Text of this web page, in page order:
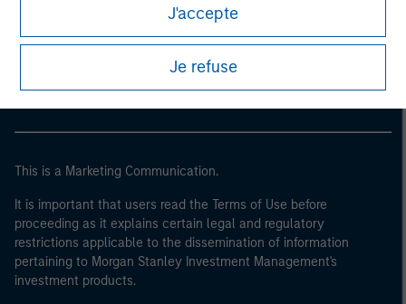
société de gestion de ce fonds, une société de
institutionnel, qui devra être agréé(e) ou réglementé(e)
pour opérer sur les marchés financiers ; (b) une grande
20 millions d'euros, (ii) un chiffre d’affaires net de
40 millions d'euros ou (iii) 2 millions d'euros de fonds
propres, entité agissant pour son propre compte ; ou (c)
un gouvernement national ou régional, y compris les
organismes publics qui gèrent de la dette publique au
niveau national ou régional, les banques centrales, les
institutions internationales et supranationales comme
J'accepte
Je refuse
This is a Marketing Communication.
It is important that users read the Terms of Use before
proceeding as it explains certain legal and regulatory
restrictions applicable to the dissemination of information
pertaining to Morgan Stanley Investment Management's
investment products.